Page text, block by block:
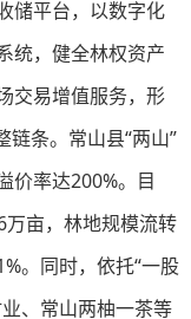
储平台，以数字化
统，健全林权资产
交易增值服务，形
链条。常山县“两山”
价率达200%。目
亩，林地规模流转
。同时，依托“一股
、常山两柚一茶等